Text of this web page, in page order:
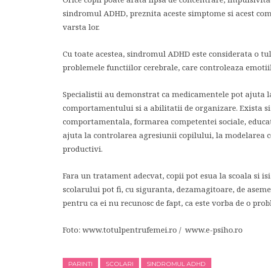
sindromul ADHD, preznita aceste simptome si acest
varsta lor.
Cu toate acestea, sindromul ADHD este considerata o
problemele functiilor cerebrale, care controleaza
Specialistii au demonstrat ca medicamentele pot
comportamentului si a abilitatii de organizare. Exista
comportamentala, formarea competentei sociale,
ajuta la controlarea agresiunii copilului, la modelarea
productivi.
Fara un tratament adecvat, copii pot esua la scoala si
scolarului pot fi, cu siguranta, dezamagitoare, de
pentru ca ei nu recunosc de fapt, ca este vorba de o
Foto: www.totulpentrufemei.ro / www.e-psiho.ro
PARINTI SCOLARI SINDROMUL ADHD